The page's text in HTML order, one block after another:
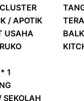
/ APOTIK
USAHA
RUKO
1